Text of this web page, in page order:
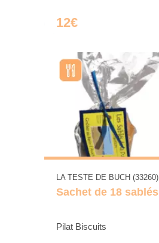
12€
LA TESTE DE BUCH (33260)
Sachet de 18 sablés
Pilat Biscuits